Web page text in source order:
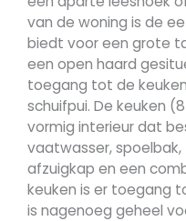
van de woning is de
biedt voor een grote
een open haard
toegang tot de
schuifpui. De keuken
vormig interieur dat
vaatwasser,
afzuigkap en een
keuken is er toegang
is nagenoeg geheel